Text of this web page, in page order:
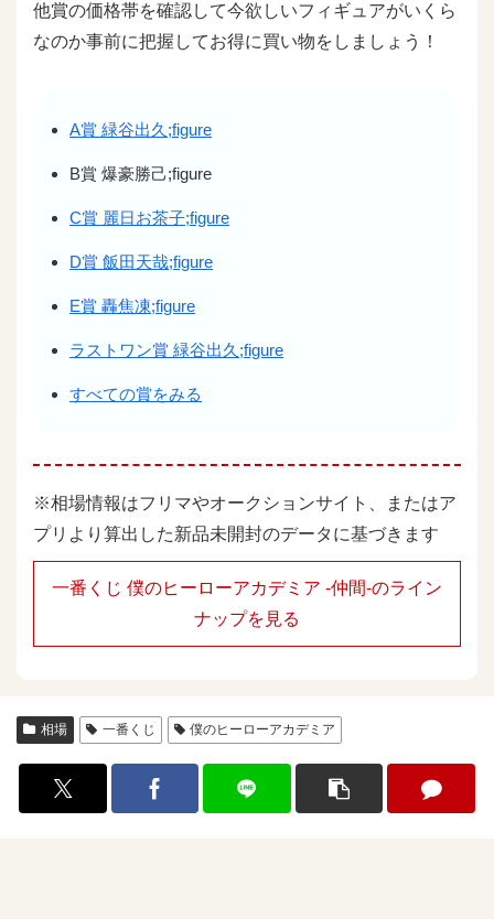
他賞の価格帯を確認して今欲しいフィギュアがいくら
なのか事前に把握してお得に買い物をしましょう！
A賞 緑谷出久;figure
B賞 爆豪勝己;figure
C賞 麗日お茶子;figure
D賞 飯田天哉;figure
E賞 轟焦凍;figure
ラストワン賞 緑谷出久;figure
すべての賞をみる
※相場情報はフリマやオークションサイト、またはア
プリより算出した新品未開封のデータに基づきます
一番くじ 僕のヒーローアカデミア -仲間-のライン
ナップを見る
相場 一番くじ 僕のヒーローアカデミア